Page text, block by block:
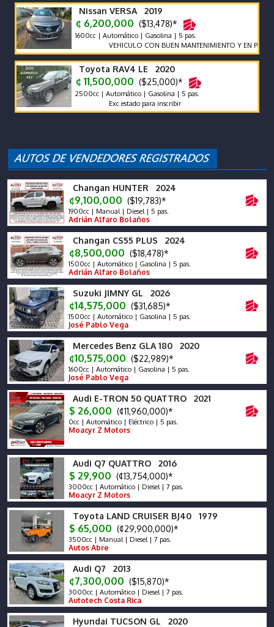
Nissan VERSA 2019
¢ 6,200,000 ($13,478)*
1600cc | Automático | Gasolina | 5 pas.
VEHICULO CON BUEN MANTENIMIENTO Y EN PERFECTO
Toyota RAV4 LE 2020
¢ 11,500,000 ($25,000)*
2500cc | Automático | Gasolina | 5 pas.
Exc estado para inscribir
Changan HUNTER 2024
¢9,100,000 ($19,783)*
1900cc | Manual | Diesel | 5 pas.
Adrián Alfaro Bolaños
Changan CS55 PLUS 2024
¢8,500,000 ($18,478)*
1500cc | Automático | Gasolina | 5 pas.
Adrián Alfaro Bolaños
Suzuki JIMNY GL 2026
¢14,575,000 ($31,685)*
1500cc | Automático | Gasolina | 5 pas.
José Pablo Vega
Mercedes Benz GLA 180 2020
¢10,575,000 ($22,989)*
1600cc | Automático | Gasolina | 5 pas.
José Pablo Vega
Audi E-TRON 50 QUATTRO 2021
$ 26,000 (¢11,960,000)*
0cc | Automático | Eléctrico | 5 pas.
Moacyr Z Motors
Audi Q7 QUATTRO 2016
$ 29,900 (¢13,754,000)*
3000cc | Automático | Diesel | 7 pas.
Moacyr Z Motors
Toyota LAND CRUISER BJ40 1979
$ 65,000 (¢29,900,000)*
3500cc | Manual | Diesel | 7 pas.
Autos Abre
Audi Q7 2013
¢7,300,000 ($15,870)*
3000cc | Automático | Diesel | 7 pas.
Autotech Costa Rica
Hyundai TUCSON GL 2020